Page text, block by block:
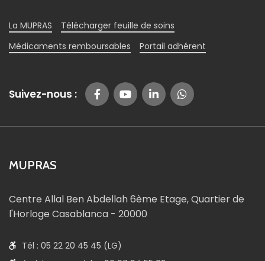
La MUPRAS
Télécharger feuille de soins
Médicaments remboursables
Portail adhérent
Suivez-nous :
MUPRAS
Centre Allal Ben Abdellah 6ème Etage, Quartier de
l'Horloge Casablanca - 20000
Tél : 05 22 20 45 45 (LG)